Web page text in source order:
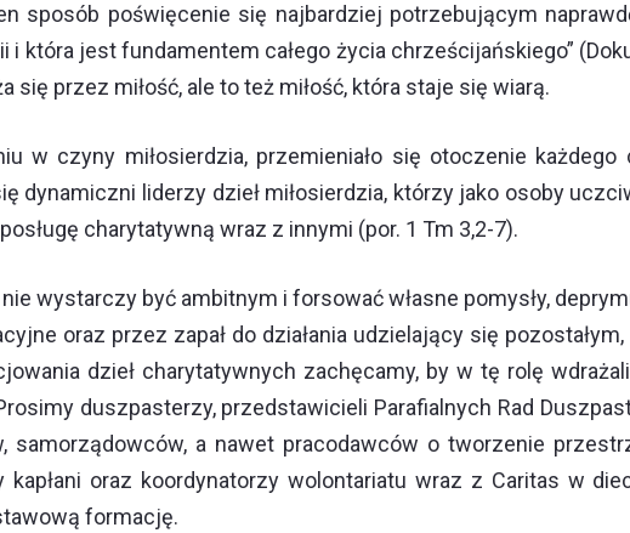
sposób poświęcenie się najbardziej potrzebującym
która jest fundamentem całego życia chrześcijańskiego”
się przez miłość, ale to też miłość, która staje się wiarą.
w czyny miłosierdzia, przemieniało się otoczenie
liderzy dzieł miłosierdzia, którzy jako osoby
charytatywną wraz z innymi (por. 1 Tm 3,2-7).
wystarczy być ambitnym i forsować własne pomysły,
oraz przez zapał do działania udzielający się
dzieł charytatywnych zachęcamy, by w tę rolę
duszpasterzy, przedstawicieli Parafialnych Rad
a nawet pracodawców o tworzenie
kapłani oraz koordynatorzy wolontariatu wraz z Caritas w
formację.